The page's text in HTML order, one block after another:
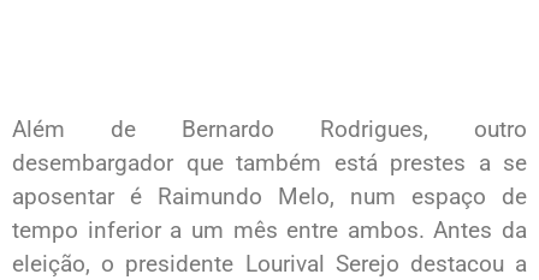
Além de Bernardo Rodrigues, outro
desembargador que também está prestes a se
aposentar é Raimundo Melo, num espaço de
tempo inferior a um mês entre ambos. Antes da
eleição, o presidente Lourival Serejo destacou a